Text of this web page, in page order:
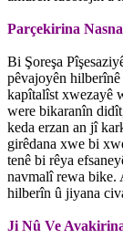
Parçekirina
Bi Şoreşa
pêvajoyên
kapîtalîst xwezayê
were bikaranîn
keda erzan an jî
girêdana xwe bi
tenê bi rêya
navmalî rewa bike.
hilberîn û jiyana
Ji Nû Ve